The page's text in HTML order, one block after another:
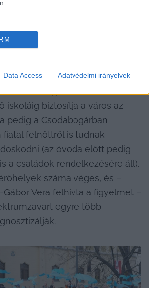
Data Access Adatvédelmi irányelvek
intézményvezető úgy véli,
ellátása terén, nem véletlen,
ben az országban elsőként
Szövetségétől. Az EGYMI
óvodától egészen a
iskoláig biztosítja a város az
pedig a Csodabogárban
fiatal felnőttről is tudnak
(az óvoda előtt pedig
a családok rendelkezésére áll).
száma véges, és –
Gábor Vera felhívta a figyelmet –
egyre több